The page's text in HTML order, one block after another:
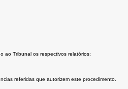
ao Tribunal os respectivos relatórios;
referidas que autorizem este procedimento.